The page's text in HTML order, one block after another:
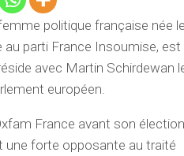
politique française née
parti France Insoumise, est
avec Martin Schirdewan
européen.
France avant son
une forte opposante au traité